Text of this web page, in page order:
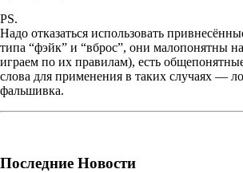
PS.
Надо отказаться использовать
типа “фэйк” и “вброс”, они малопонятны
играем по их правилам), есть
слова для применения в таких случаях —
фальшивка.
Последние Новости